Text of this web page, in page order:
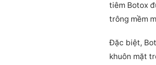
tiêm Botox
trông mềm
Đặc biệt,
khuôn mặt